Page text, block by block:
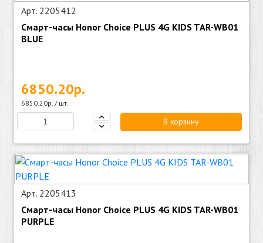
Арт. 2205412
Смарт-часы Honor Choice PLUS 4G KIDS TAR-WB01
BLUE
6850.20р.
6850.20р. / шт.
В корзину
Арт. 2205413
Смарт-часы Honor Choice PLUS 4G KIDS TAR-WB01
PURPLE